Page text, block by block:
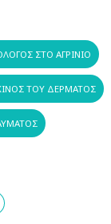
ΣΤΟ ΑΓΡΊΝΙΟ
ΤΟΥ ΔΕΡΜΑΤΟΣ